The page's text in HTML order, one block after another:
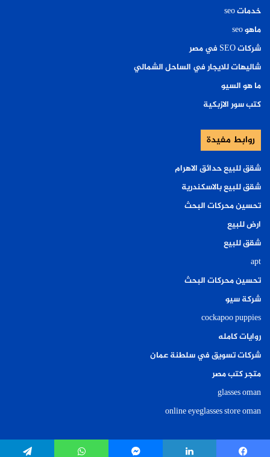
خدمات seo
ماهو seo
شركات SEO في مصر
شاليهات للايجار في الساحل الشمالي
ما هو السيو
كتب سور الازبكية
روابط مفيدة
شقق للبيع حدائق الاهرام
شقق للبيع بالاسكندرية
تحسين محركات البحث
ارض للبيع
شقق للبيع
apt
تحسين محركات البحث
شركة سيو
cockapoo puppies
روايات كامله
شركات تسويق في سلطنة عمان
متجر كتب مصر
glasses oman
online eyeglasses store oman